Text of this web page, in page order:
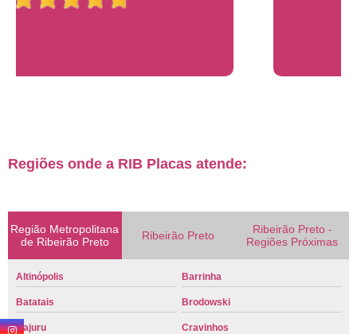
Regiões onde a RIB Placas atende:
Região Metropolitana
de Ribeirão Preto
Ribeirão Preto
Ribeirão Preto -
Regiões Próximas
Altinópolis Barrinha
Batatais Brodowski
Cajuru Cravinhos